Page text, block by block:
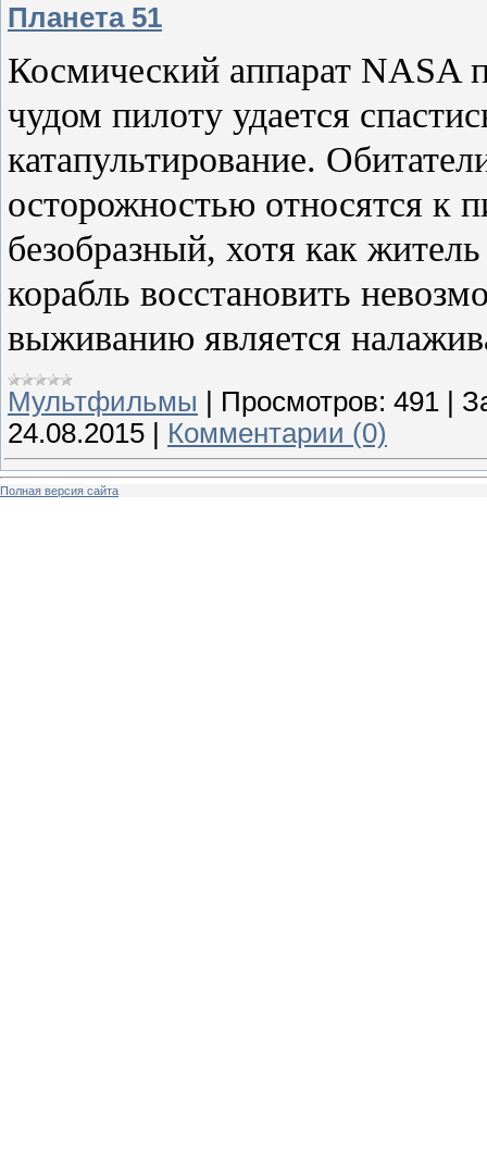
Планета 51
Космический аппарат NASA
чудом пилоту удается
катапультирование.
осторожностью относятся к
безобразный, хотя как
корабль восстановить
выживанию является
Мультфильмы Просмотров: 491
24.08.2015
Комментарии (0)
Полная версия сайта